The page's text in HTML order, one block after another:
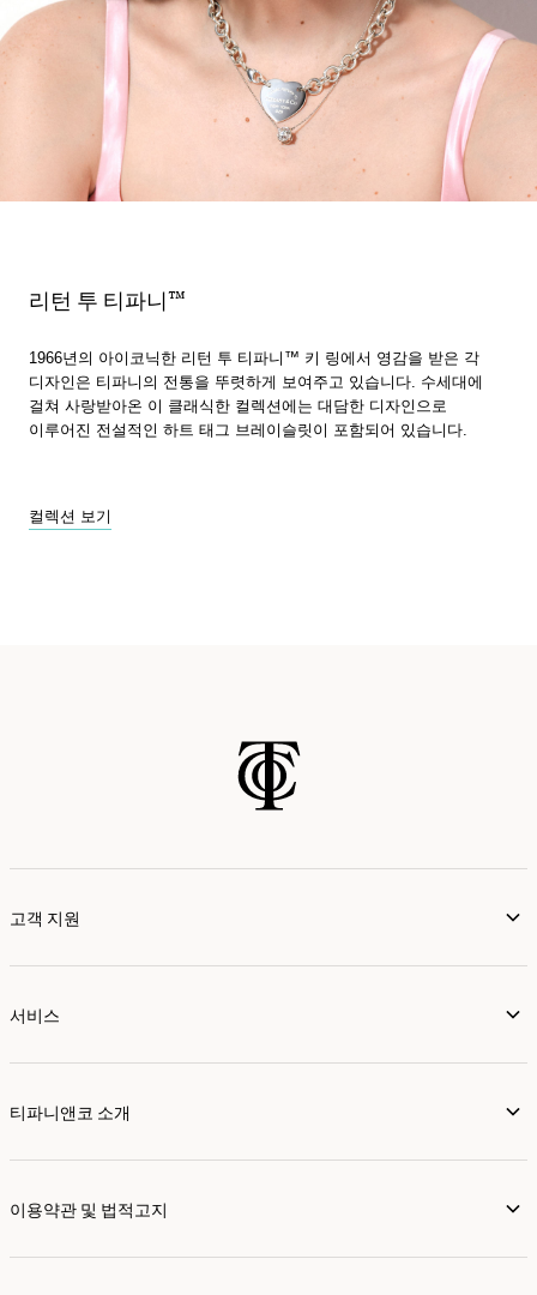
리턴 투 티파니™
1966년의 아이코닉한 리턴 투 티파니™ 키 링에서 영감을 받은 각
디자인은 티파니의 전통을 뚜렷하게 보여주고 있습니다. 수세대에
걸쳐 사랑받아온 이 클래식한 컬렉션에는 대담한 디자인으로
이루어진 전설적인 하트 태그 브레이슬릿이 포함되어 있습니다.
컬렉션 보기
고객 지원
서비스
티파니앤코 소개
이용약관 및 법적고지